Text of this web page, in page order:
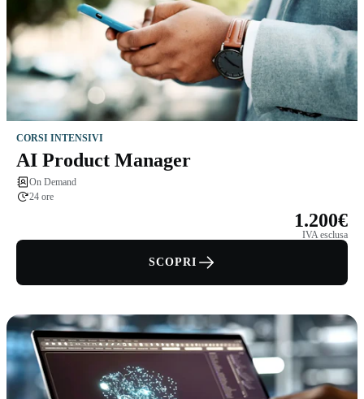
CORSI INTENSIVI
AI Product Manager
On Demand
24 ore
1.200€
IVA esclusa
SCOPRI